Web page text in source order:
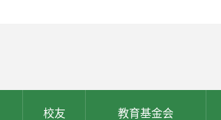
校友 教育基金会